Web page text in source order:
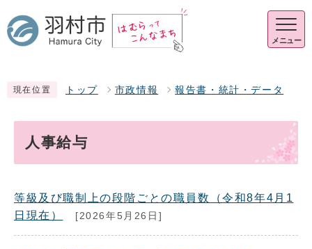
メニュー
現在位置 トップ 市政情報 報告書・統計・データ
人事給与
等級及び職制上の段階ごとの職員数（令和8年4月1
日現在）
[2026年5月26日]